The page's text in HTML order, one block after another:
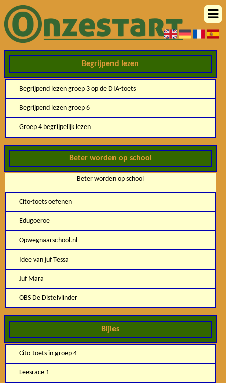
Begrijpend lezen
Begrijpend lezen groep 3 op de DIA-toets
Begrijpend lezen groep 6
Groep 4 begrijpelijk lezen
Beter worden op school
Beter worden op school
Cito-toets oefenen
Edugoeroe
Opwegnaarschool.nl
Idee van juf Tessa
Juf Mara
OBS De Distelvlinder
Bijles
Cito-toets in groep 4
Leesrace 1